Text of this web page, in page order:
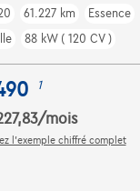
61.227 km
Essence
88 kW ( 120 CV )
1
/mois
l’exemple chiffré complet